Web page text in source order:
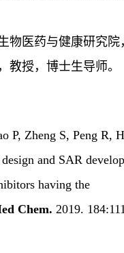
物医药与健康研究院
教授，博士生导师。
Zheng S, Peng R,
and SAR
having the
Chem. 2019.